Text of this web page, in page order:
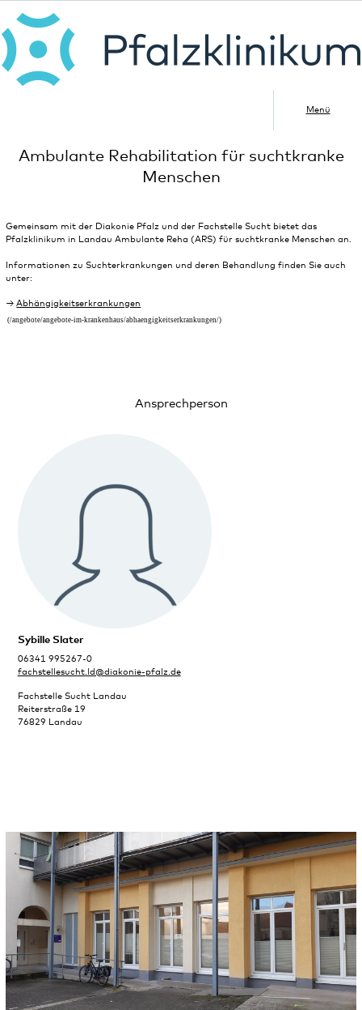
Menü
Ambulante Rehabilitation für suchtkranke
Menschen
Gemeinsam mit der Diakonie Pfalz und der Fachstelle Sucht bietet das
Pfalzklinikum in Landau Ambulante Reha (ARS) für suchtkranke Menschen an.
Informationen zu Suchterkrankungen und deren Behandlung finden Sie auch
unter:
Abhängigkeitserkrankungen
Ansprechperson
Sybille Slater
06341 995267-0
fachstellesucht.ld@diakonie-pfalz.de
Fachstelle Sucht Landau
Reiterstraße 19
76829 Landau